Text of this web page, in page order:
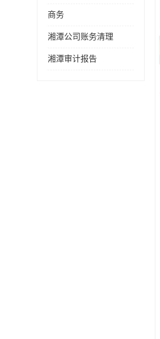
商务
湘潭公司账务清理
湘潭审计报告